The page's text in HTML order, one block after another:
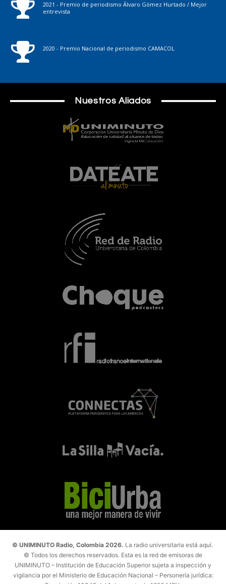
2021 - Premio de periodismo Álvaro Gómez Hurtado / Mejor
entrevista
2020 - Premio Nacional de periodismo CAMACOL
Nuestros Aliados
© UNIMINUTO Radio, Colombia 2026. La radio universitaria está aquí.
© Todos los derechos reservados. Esta es la red de emisoras de
UNIMINUTO – Institución de Educación Superior sujeta a inspección y
vigilancia por el Ministerio de Educación Nacional – Personería jurídica: